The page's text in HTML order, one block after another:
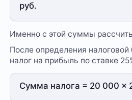
руб.
Именно с этой суммы
После определения
налог на прибыль по ставке
Сумма налога = 20 000 ×